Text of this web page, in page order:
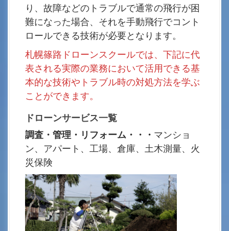
り、故障などのトラブルで通常の飛行が困
難になった場合、それを手動飛行でコント
ロールできる技術が必要となります。
札幌篠路ドローンスクールでは、下記に代
表される実際の業務において活用できる基
本的な技術やトラブル時の対処方法を学ぶ
ことができます。
ドローンサービス一覧
調査・管理・リフォーム・・・ マンショ
ン、アパート、工場、倉庫、土木測量、火
災保険